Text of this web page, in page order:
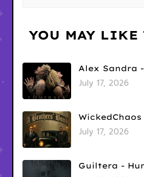
YOU MAY LIKE
Alex Sandra -
July 17, 2026
July 17, 2026
Guiltera -